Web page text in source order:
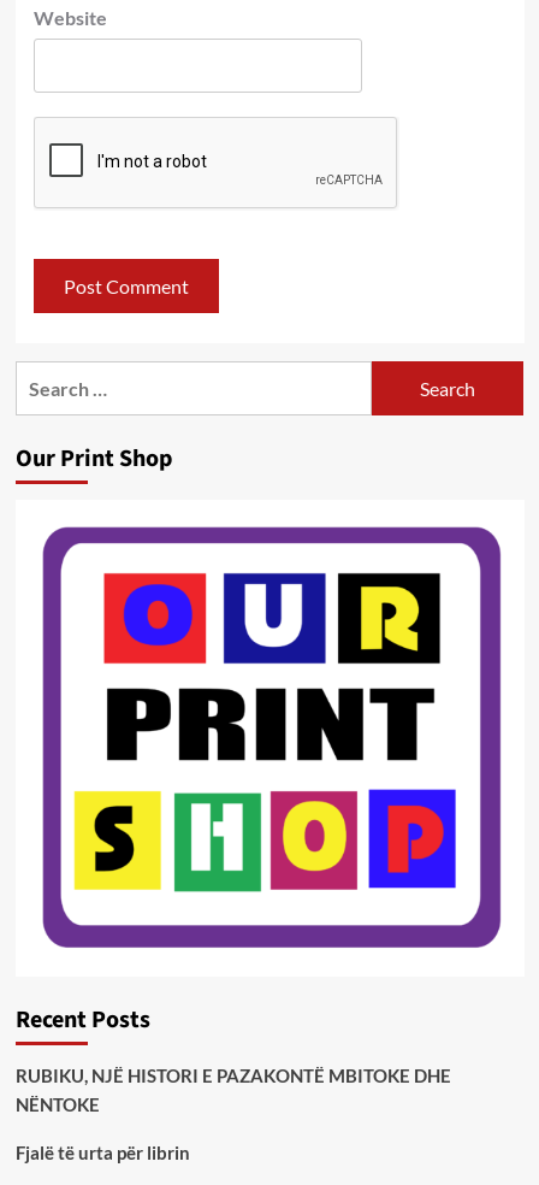
Website
Our Print Shop
Recent Posts
RUBIKU, NJË HISTORI E PAZAKONTË MBITOKE DHE
NËNTOKE
Fjalë të urta për librin